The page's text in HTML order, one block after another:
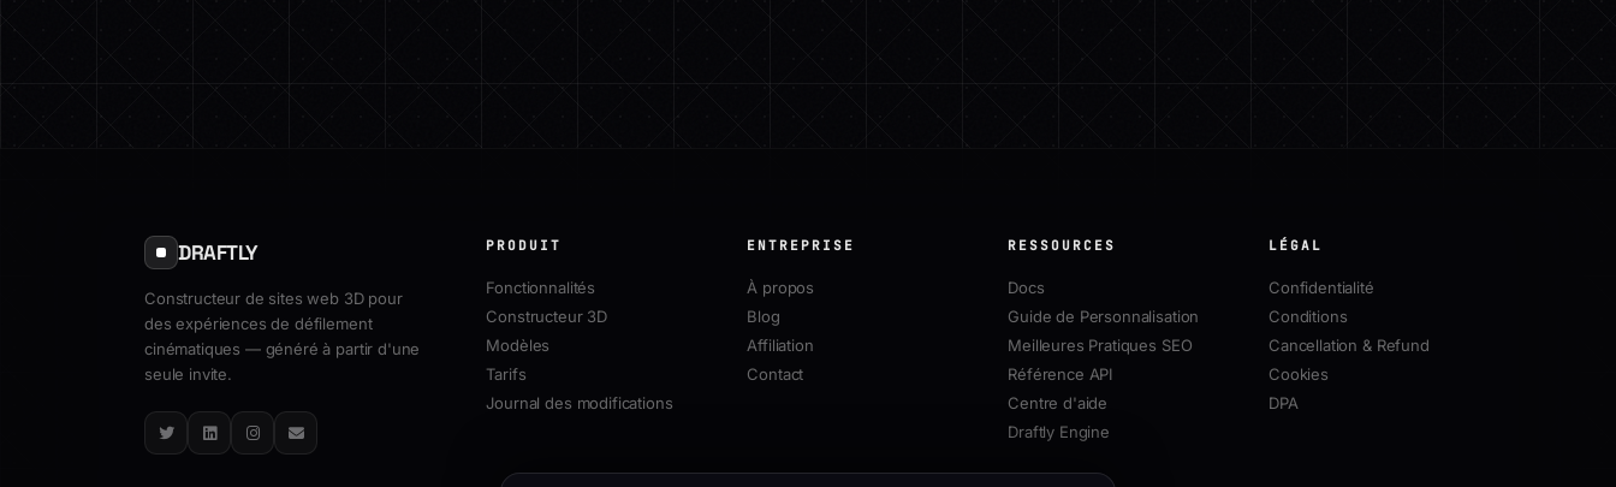
DRAFTLY
Constructeur de sites web 3D pour
des expériences de défilement
cinématiques — généré à partir d'une
seule invite.
TwitterLinkedInInstagram
Email
PRODUIT
Fonctionnalités
Constructeur 3D
Modèles
Tarifs
Journal des modifications
ENTREPRISE
À propos
Blog
Affiliation
Contact
RESSOURCES
Docs
Guide de Personnalisation
Meilleures Pratiques SEO
Référence API
Centre d'aide
Draftly Engine
LÉGAL
Confidentialité
Conditions
Cancellation & Refund
Cookies
DPA